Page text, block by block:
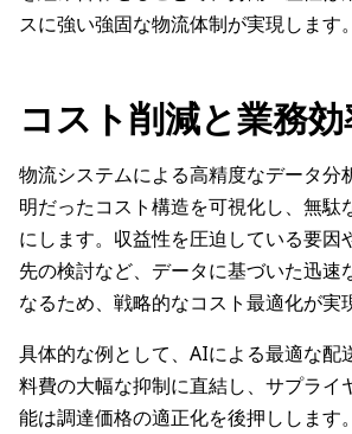
スに強い強固な物流体制が実現します。
コスト削減と業務
物流システムによる高精度なデータ分
明だったコスト構造を可視化し、無駄
にします。収益性を圧迫している要因
先の検討など、データに基づいた迅速
なるため、戦略的なコスト最適化が実
具体的な例として、AIによる最適な配
料費の大幅な抑制に直結し、サプライ
能は調達価格の適正化を後押しします